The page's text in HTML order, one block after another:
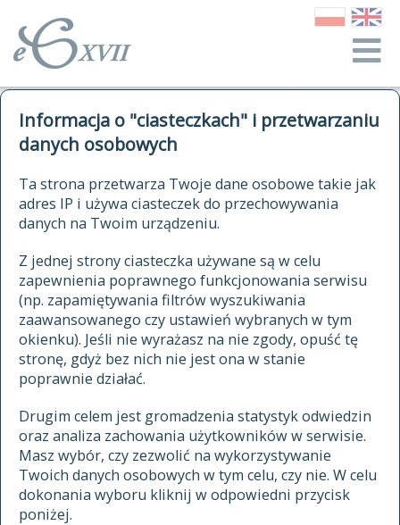
Informacja o "ciasteczkach" i przetwarzaniu
danych osobowych
Ta strona przetwarza Twoje dane osobowe takie jak
adres IP i używa ciasteczek do przechowywania
danych na Twoim urządzeniu.
Z jednej strony ciasteczka używane są w celu
zapewnienia poprawnego funkcjonowania serwisu
(np. zapamiętywania filtrów wyszukiwania
zaawansowanego czy ustawień wybranych w tym
okienku). Jeśli nie wyrażasz na nie zgody, opuść tę
stronę, gdyż bez nich nie jest ona w stanie
poprawnie działać.
Drugim celem jest gromadzenia statystyk odwiedzin
oraz analiza zachowania użytkowników w serwisie.
Masz wybór, czy zezwolić na wykorzystywanie
Twoich danych osobowych w tym celu, czy nie. W celu
dokonania wyboru kliknij w odpowiedni przycisk
poniżej.
autorzy Słownika
historia
publikacje
źródła
autorzy tekstów źródłowych
zasady opracowania
statystyki
najnowsze hasła
ostatnio zmodyfikowane hasła
materiały archiwalne
cytowanie
kontakt
kwerendy
jak cytować Słownik
ELEKTRONICZNY SŁOWNIK
JĘZYKA POLSKIEGO
XVII I XVIII WIEKU
znajdź hasła
zaczynające się od